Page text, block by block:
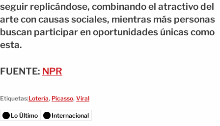
seguir replicándose, combinando el atractivo del
arte con causas sociales, mientras más personas
buscan participar en oportunidades únicas como
esta.
FUENTE: NPR
Etiquetas:Lotería, Picasso, Viral
Lo Último Internacional